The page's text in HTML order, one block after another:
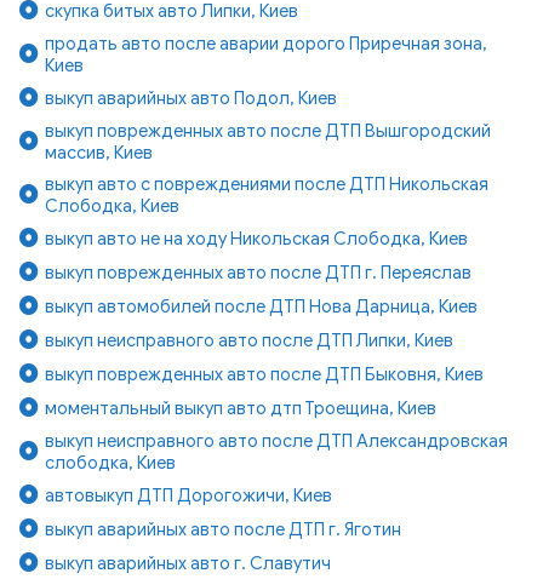
скупка битых авто Липки, Киев
продать авто после аварии дорого Приречная зона,
Киев
выкуп аварийных авто Подол, Киев
выкуп поврежденных авто после ДТП Вышгородский
массив, Киев
выкуп авто с повреждениями после ДТП Никольская
Слободка, Киев
выкуп авто не на ходу Никольская Слободка, Киев
выкуп поврежденных авто после ДТП г. Переяслав
выкуп автомобилей после ДТП Нова Дарница, Киев
выкуп неисправного авто после ДТП Липки, Киев
выкуп поврежденных авто после ДТП Быковня, Киев
моментальный выкуп авто дтп Троещина, Киев
выкуп неисправного авто после ДТП Александровская
слободка, Киев
автовыкуп ДТП Дорогожичи, Киев
выкуп аварийных авто после ДТП г. Яготин
выкуп аварийных авто г. Славутич